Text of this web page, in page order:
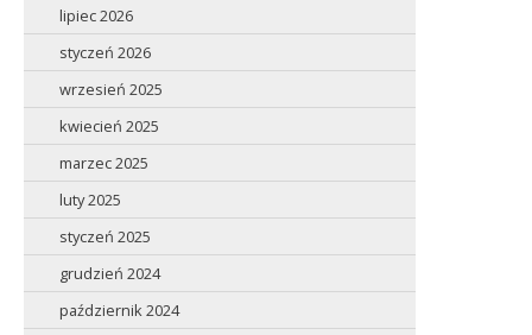
lipiec 2026
styczeń 2026
wrzesień 2025
kwiecień 2025
marzec 2025
luty 2025
styczeń 2025
grudzień 2024
październik 2024